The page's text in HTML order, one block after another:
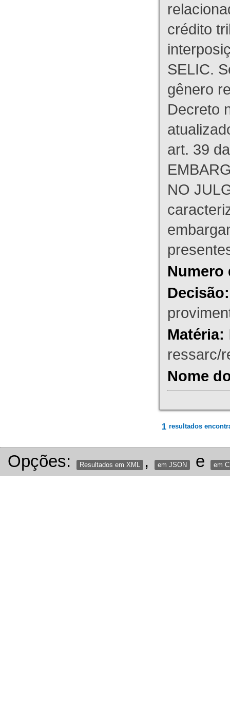
crédito
SELIC.
gênero
Decreto
art. 39
NO
Numero
Decisão:
Matéria:
ressarc/
Nome
1 resultados
Opções: Resultados em XML , em JSON e em